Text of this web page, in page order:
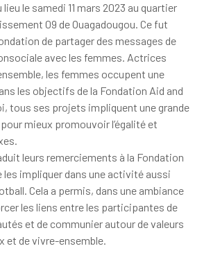
le samedi 11 mars 2023 au quartier
09 de Ouagadougou. Ce fut
de partager des messages de
avec les femmes. Actrices
les femmes occupent une
les objectifs de la Fondation Aid and
tous ses projets impliquent une grande
mieux promouvoir l’égalité et
leurs remerciements à la Fondation
les impliquer dans une activité aussi
Cela a permis, dans une ambiance
les liens entre les participantes de
et de communier autour de valeurs
et de vivre-ensemble.